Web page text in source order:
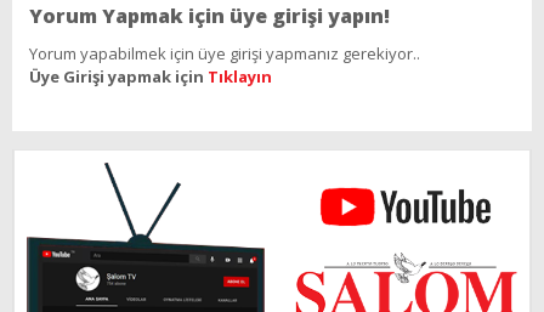
Yorum Yapmak için üye girişi yapın!
Yorum yapabilmek için üye girişi yapmanız gerekiyor..
Üye Girişi yapmak için Tıklayın